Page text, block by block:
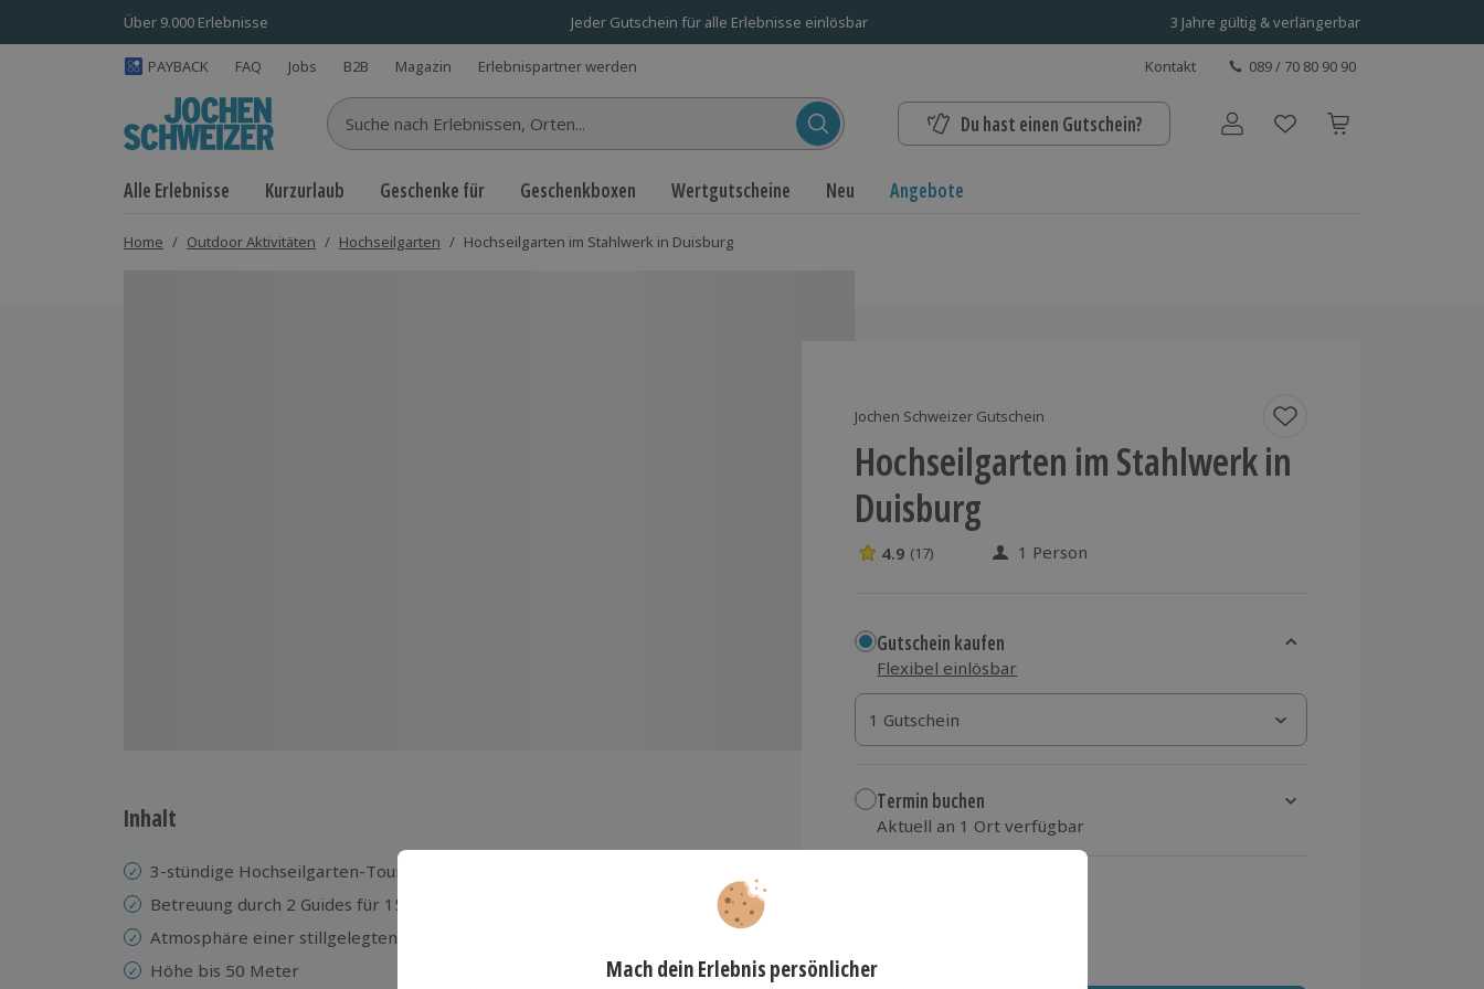
Über 9.000 Erlebnisse Jeder Gutschein für alle Erlebnisse einlösbar 3 Jahre gültig & verlängerbar
PAYBACK FAQ Jobs B2B Magazin Erlebnispartner werden Kontakt 089 / 70 80 90 90
Suche nach Erlebnissen... Du hast einen Gutschein? Benutzerkonto
Alle Erlebnisse Kurzurlaub Geschenke für Geschenkboxen Wertgutscheine Neu Angebote
Home / Outdoor Aktivitäten / Hochseilgarten / Hochseilgarten im Stahlwerk in Duisburg
Jochen Schweizer Gutschein
Hochseilgarten im Stahlwerk in
Duisburg
4.9 Sterne von 5 aus 17 Bewertungen
4.9 (17) 1 Person
Gutschein kaufen
Flexibel einlösbar
1 Gutschein
1 Gutschein
1 Gutschein
Termin buchen
Aktuell an 1 Ort verfügbar
Inhalt
3-stündige Hochseilgarten-Tour
Betreuung durch 2 Guides für 15 Teilnehmer
Atmosphäre einer stillgelegten Eisenhütte
Höhe bis 50 Meter